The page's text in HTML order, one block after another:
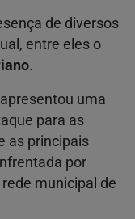
de diversos
entre eles o
.
uma
para as
as principais
por
municipal de